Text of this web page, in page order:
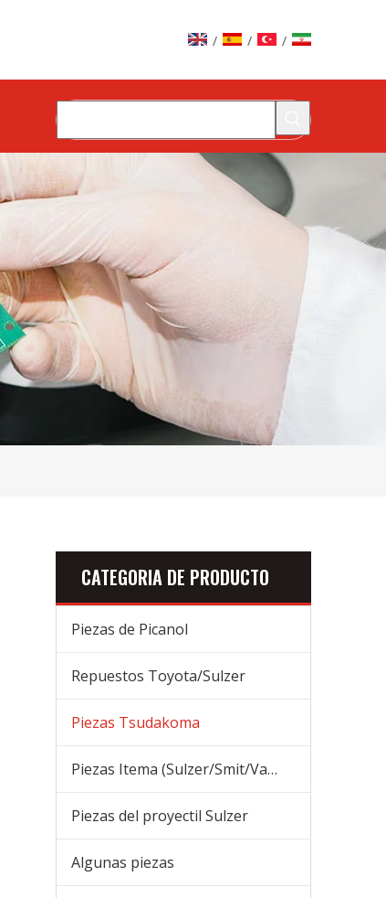
/ / /
CATEGORIA DE PRODUCTO
Piezas de Picanol
Repuestos Toyota/Sulzer
Piezas Tsudakoma
Piezas Itema (Sulzer/Smit/Vamatex) Piezas
Piezas del proyectil Sulzer
Algunas piezas